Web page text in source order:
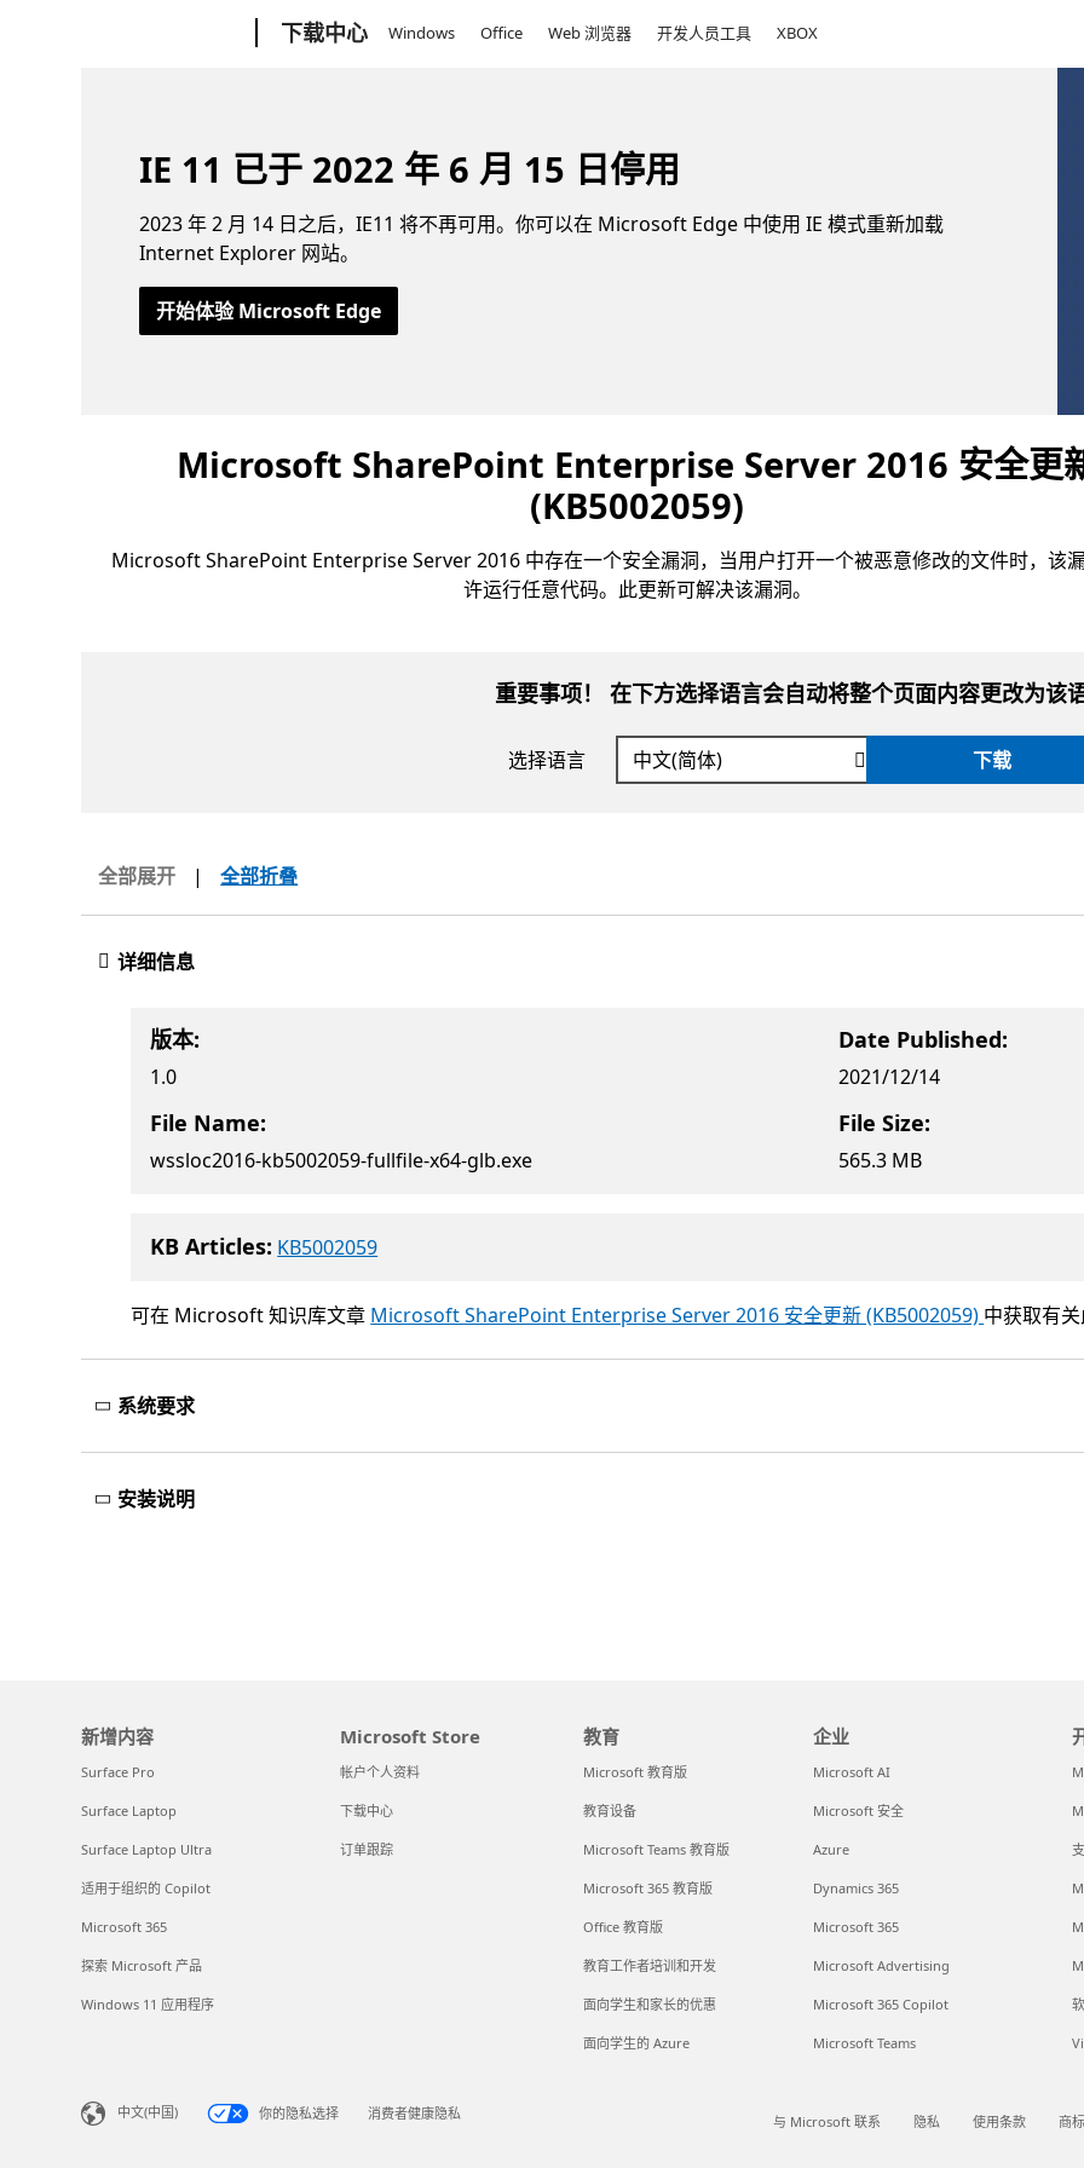
下载中心 Windows Office Web 浏览器 开发人员工具 XBOX
IE 11 已于 2022 年 6 月 15 日停用
2023 年 2 月 14 日之后，IE11 将不再可用。你可以在 Microsoft Edge 中使用 IE 模式重新加载
Internet Explorer 网站。
开始体验 Microsoft Edge
Microsoft SharePoint Enterprise Server 2016 安全更
(KB5002059)
Microsoft SharePoint Enterprise Server 2016 中存在一个安全漏洞，当用户打开一个被恶意修改的文件时，该
许运行任意代码。此更新可解决该漏洞。
重要事项！ 在下方选择语言会自动将整个页面内容更改为该语
选择语言 下载
全部展开 | 全部折叠
详细信息
版本:
1.0
Date Published:
2021/12/14
File Name:
wssloc2016-kb5002059-fullfile-x64-glb.exe
File Size:
565.3 MB
KB Articles: KB5002059
可在 Microsoft 知识库文章 Microsoft SharePoint Enterprise Server 2016 安全更新 (KB5002059) 中获取有关
系统要求
安装说明
新增内容
Surface Pro
Surface Laptop
Surface Laptop Ultra
适用于组织的 Copilot
Microsoft 365
探索 Microsoft 产品
Windows 11 应用程序
Microsoft Store
帐户个人资料
下载中心
订单跟踪
教育
Microsoft 教育版
教育设备
Microsoft Teams 教育版
Microsoft 365 教育版
Office 教育版
教育工作者培训和开发
面向学生和家长的优惠
面向学生的 Azure
企业
Microsoft AI
Microsoft 安全
Azure
Dynamics 365
Microsoft 365
Microsoft Advertising
Microsoft 365 Copilot
Microsoft Teams
中文(中国) 你的隐私选择 消费者健康隐私 与 Microsoft 联系 隐私 使用条款 商标